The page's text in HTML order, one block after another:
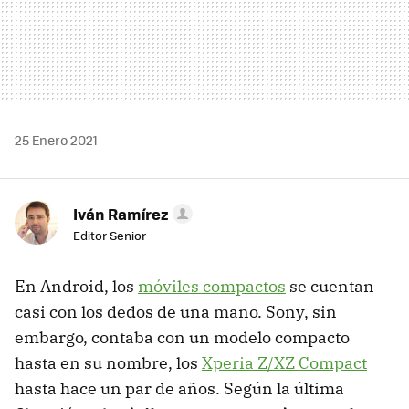
25 Enero 2021
Iván Ramírez
Editor Senior
En Android, los móviles compactos se cuentan
casi con los dedos de una mano. Sony, sin
embargo, contaba con un modelo compacto
hasta en su nombre, los Xperia Z/XZ Compact
hasta hace un par de años. Según la última